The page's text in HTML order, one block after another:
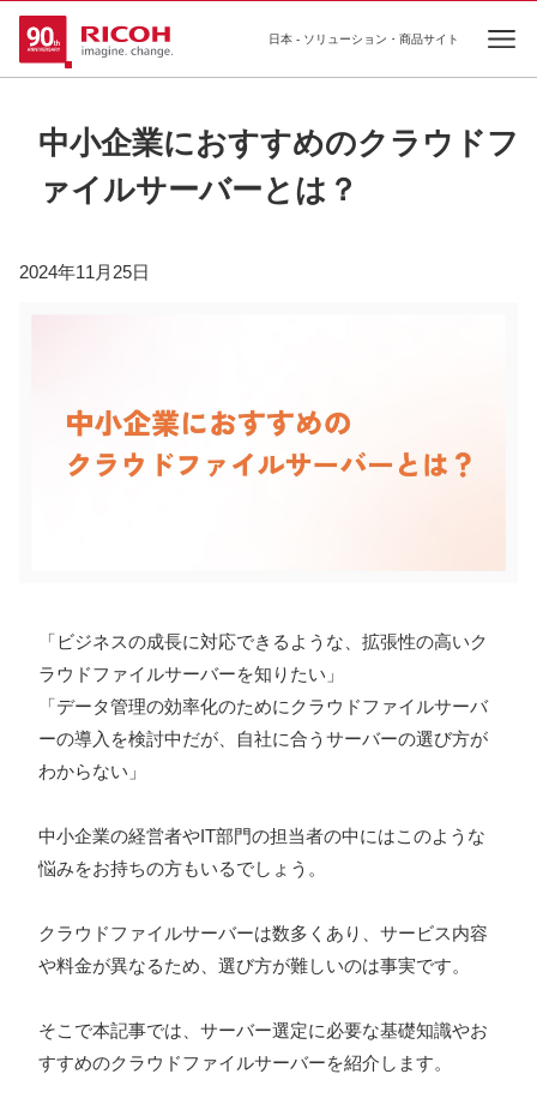
日本 - ソリューション・商品サイト
中小企業におすすめのクラウドフ
ァイルサーバーとは？
2024年11月25日
「ビジネスの成長に対応できるような、拡張性の高いク
ラウドファイルサーバーを知りたい」
「データ管理の効率化のためにクラウドファイルサーバ
ーの導入を検討中だが、自社に合うサーバーの選び方が
わからない」
中小企業の経営者やIT部門の担当者の中にはこのような
悩みをお持ちの方もいるでしょう。
クラウドファイルサーバーは数多くあり、サービス内容
や料金が異なるため、選び方が難しいのは事実です。
そこで本記事では、サーバー選定に必要な基礎知識やお
すすめのクラウドファイルサーバーを紹介します。